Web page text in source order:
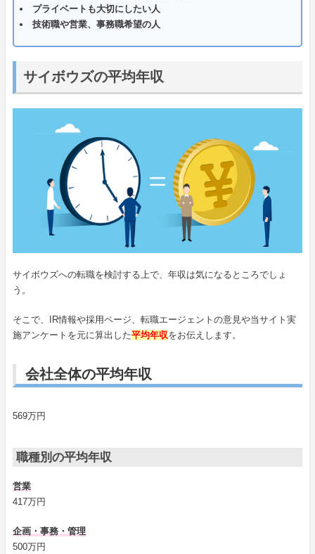
プライベートも大切にしたい人
技術職や営業、事務職希望の人
サイボウズの平均年収
サイボウズへの転職を検討する上で、年収は気になるところでしょ
う。
そこで、IR情報や採用ページ、転職エージェントの意見や当サイト実
施アンケートを元に算出した平均年収をお伝えします。
会社全体の平均年収
569万円
職種別の平均年収
営業
417万円
企画・事務・管理
500万円